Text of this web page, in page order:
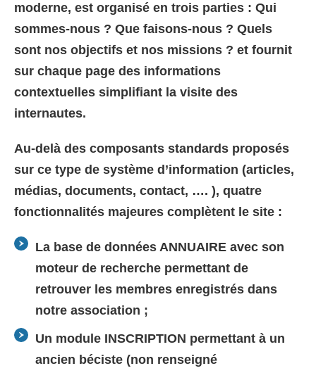
moderne, est organisé en trois parties : Qui
sommes-nous ? Que faisons-nous ? Quels
sont nos objectifs et nos missions ? et fournit
sur chaque page des informations
contextuelles simplifiant la visite des
internautes.
Au-delà des composants standards proposés
sur ce type de système d’information (articles,
médias, documents, contact, …. ), quatre
fonctionnalités majeures complètent le site :
La base de données ANNUAIRE avec son
moteur de recherche permettant de
retrouver les membres enregistrés dans
notre association ;
Un module INSCRIPTION permettant à un
ancien béciste (non renseigné